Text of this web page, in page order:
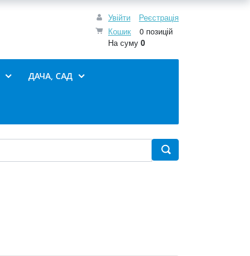
Увійти
Реєстрація
Кошик
0 позицій
На суму 0
ДАЧА, САД